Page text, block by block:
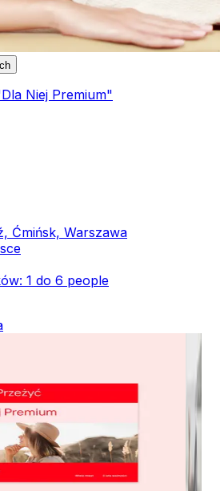
Niej Premium"
Ćmińsk, Warszawa
1 do 6 people